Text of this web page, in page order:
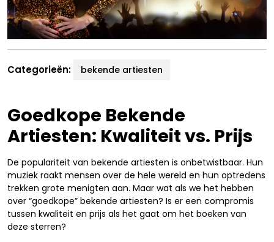
Categorieën: bekende artiesten
Goedkope Bekende
Artiesten: Kwaliteit vs. Prijs
De populariteit van bekende artiesten is onbetwistbaar. Hun
muziek raakt mensen over de hele wereld en hun optredens
trekken grote menigten aan. Maar wat als we het hebben
over “goedkope” bekende artiesten? Is er een compromis
tussen kwaliteit en prijs als het gaat om het boeken van
deze sterren?